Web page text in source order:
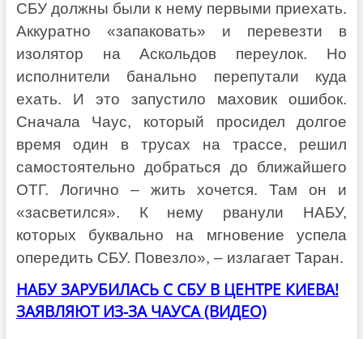
СБУ должны были к нему первыми приехать.
Аккуратно «запаковать» и перевезти в
изолятор на Аскольдов переулок. Но
исполнители банально перепутали куда
ехать. И это запустило маховик ошибок.
Сначала Чаус, который просидел долгое
время один в трусах на трассе, решил
самостоятельно добраться до ближайшего
ОТГ. Логично – жить хочется. Там он и
«засветился». К нему рванули НАБУ,
которых буквально на мгновение успела
опередить СБУ. Повезло», – излагает Таран.
НАБУ ЗАРУБИЛАСЬ С СБУ В ЦЕНТРЕ КИЕВА!
ЗАЯВЛЯЮТ ИЗ-ЗА ЧАУСА (ВИДЕО)